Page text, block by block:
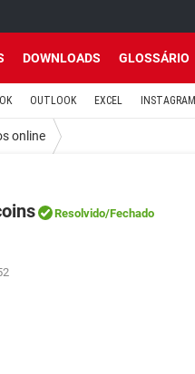
DOWNLOADS GLOSSÁRIO
OUTLOOK EXCEL INSTAGRAM
online
Resolvido/Fechado